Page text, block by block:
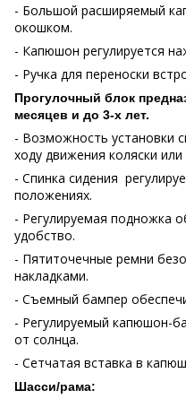
- Большой расширяемый
окошком.
- Капюшон регулируется
- Ручка для переноски
Прогулочный блок
месяцев и до 3-х лет.
- Возможность установки
ходу движения коляски
- Спинка сидения
положениях.
- Регулируемая подножка
удобство.
- Пятиточечные ремни
накладками.
- Съемный бампер
- Регулируемый капюшон-
от солнца.
- Сетчатая вставка в
Шасси/рама: